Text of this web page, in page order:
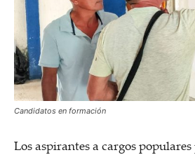
Candidatos en formación
Los aspirantes a cargos